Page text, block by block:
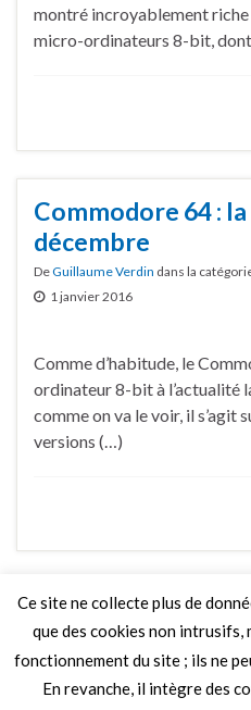
montré incroyablement riche
micro-ordinateurs 8-bit,
Commodore 64 :
décembre
DeGuillaume Verdin dans la
1 janvier 2016
Comme d’habitude, le
ordinateur 8-bit à l’actualité
comme on va le voir, il s’agit
versions (…)
LIRE
Ce site ne collecte plus de
que des cookies non
fonctionnement du site ; ils ne
En revanche, il intègre des